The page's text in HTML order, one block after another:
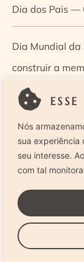
Nós
sua experiência
seu interesse.
com tal
Dia dos Pais —
Dia Mundial
construir a
Diário de uma
Dica de
no ensaio
Dica de
fotografia